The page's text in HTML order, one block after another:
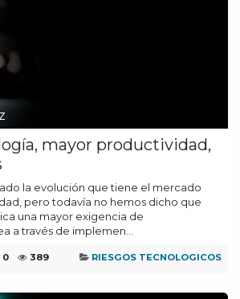
mayor productividad,
la evolución que tiene el mercado
pero todavía no hemos dicho que
una mayor exigencia de
a través de implemen...
0 389 RIESGOS TECNOLOGICOS